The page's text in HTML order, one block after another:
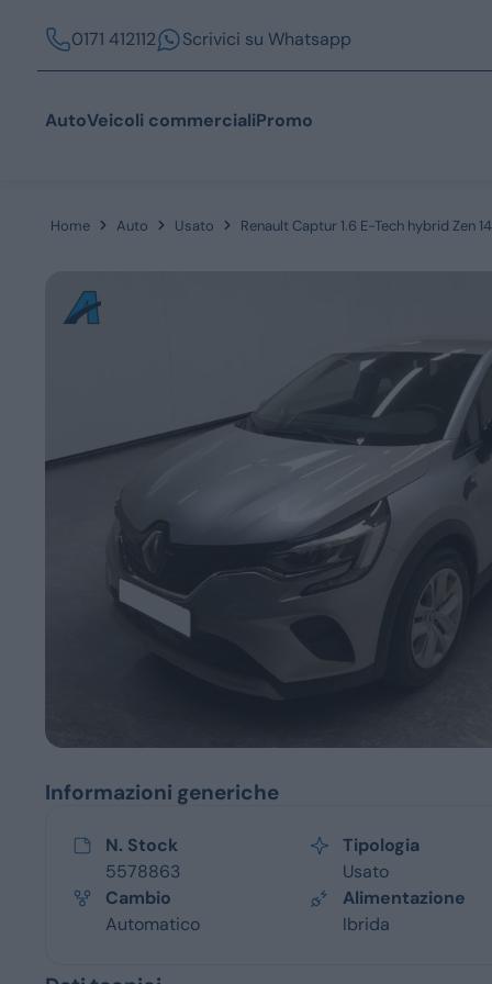
0171 412112 Scrivici su Whatsapp
AutoVeicoli commercialiPromo
Azienda
Servizi
Home Auto Usato Renault Captur 1.6 E-Tech hybrid Zen
Informazioni generiche
N. Stock
5578863
Tipologia
Usato
Cambio
Automatico
Alimentazione
Ibrida